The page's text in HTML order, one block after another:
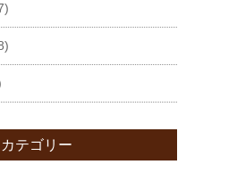
カテゴリー